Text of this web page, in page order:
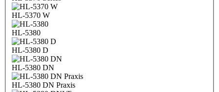
HL-5370 W
HL-5380
HL-5380 D
HL-5380 DN
HL-5380 DN Praxis